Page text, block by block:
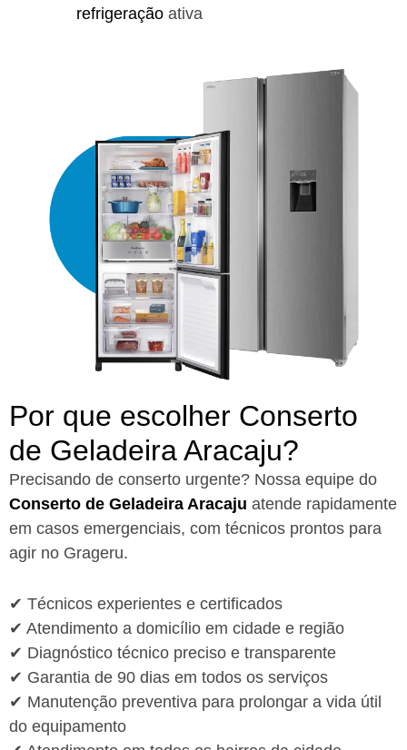
refrigeração ativa
Por que escolher Conserto
de Geladeira Aracaju?​
Precisando de conserto urgente? Nossa equipe do
Conserto de Geladeira Aracaju atende rapidamente
em casos emergenciais, com técnicos prontos para
agir no Grageru.
✔ Técnicos experientes e certificados
✔ Atendimento a domicílio em cidade e região
✔ Diagnóstico técnico preciso e transparente
✔ Garantia de 90 dias em todos os serviços
✔ Manutenção preventiva para prolongar a vida útil
do equipamento